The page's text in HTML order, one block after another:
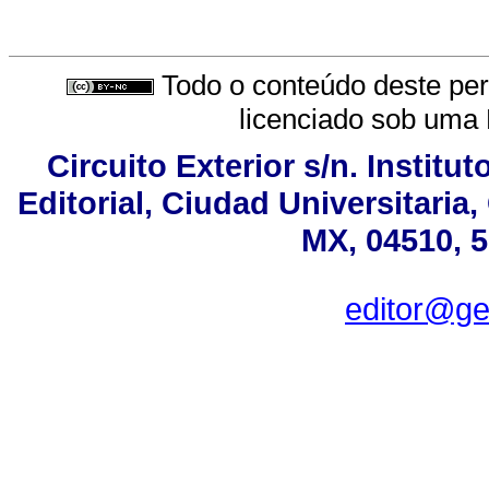
Todo o conteúdo deste
licenciado sob uma
Circuito Exterior s/n.
Editorial, Ciudad
MX, 04510,